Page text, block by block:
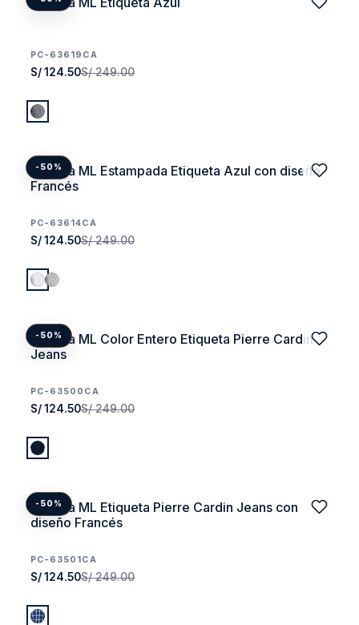
PC-63619CA
S/ 124.50S/ 249.00
-50%
Camisa ML Estampada Etiqueta Azul con diseño
Francés
PC-63614CA
S/ 124.50S/ 249.00
-50%
Camisa ML Color Entero Etiqueta Pierre Cardin
Jeans
PC-63500CA
S/ 124.50S/ 249.00
-50%
Camisa ML Etiqueta Pierre Cardin Jeans con
diseño Francés
PC-63501CA
S/ 124.50S/ 249.00